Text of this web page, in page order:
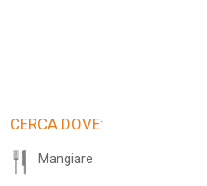
CERCA DOVE:
Mangiare